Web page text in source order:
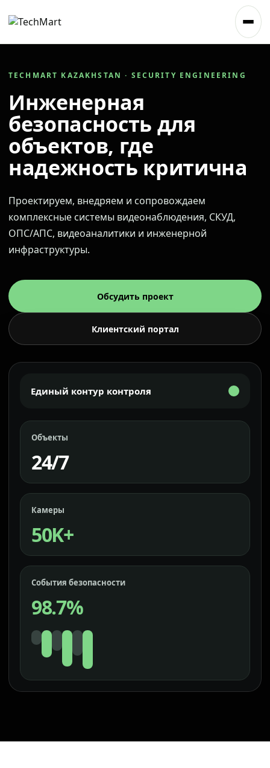
TECHMART KAZAKHSTAN · SECURITY ENGINEERING
Инженерная
безопасность для
объектов, где
надежность критична
Проектируем, внедряем и сопровождаем
комплексные системы видеонаблюдения, СКУД,
ОПС/АПС, видеоаналитики и инженерной
инфраструктуры.
Обсудить проект
Клиентский портал
Единый контур контроля
Объекты
24/7
Камеры
50K+
События безопасности
98.7%